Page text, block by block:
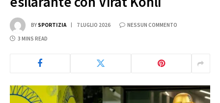
BY SPORTIZIA 7 LUGLIO 2026 NESSUN COMMENTO
3 MINS READ